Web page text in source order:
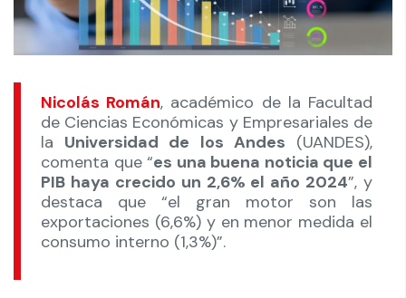
Nicolás Román, académico de la Facultad
de Ciencias Económicas y Empresariales de
la Universidad de los Andes (UANDES),
comenta que “es una buena noticia que el
PIB haya crecido un 2,6% el año 2024”, y
destaca que “el gran motor son las
exportaciones (6,6%) y en menor medida el
consumo interno (1,3%)”.